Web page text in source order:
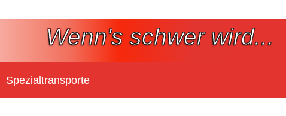
Wenn's schwer wird...
Spezialtransporte